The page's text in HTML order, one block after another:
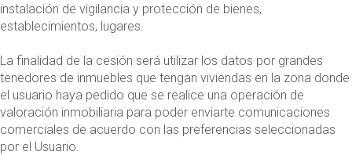
instalación de vigilancia y protección de bienes,
establecimientos, lugares.
La finalidad de la cesión será utilizar los datos por grandes
tenedores de inmuebles que tengan viviendas en la zona donde
el usuario haya pedido que se realice una operación de
valoración inmobiliaria para poder enviarte comunicaciones
comerciales de acuerdo con las preferencias seleccionadas
por el Usuario.